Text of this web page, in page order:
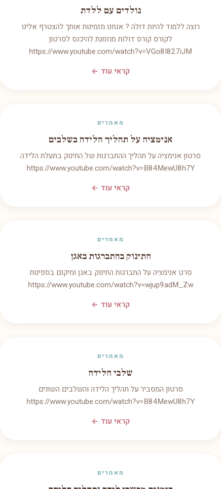
נולדים עם ללדת
רוצה ללמוד להיות דולה ? אנחנו מזמינות אותך להצטרף אלינו
לקורס קורס דולות מוזמנת להיכנס לסרטון
https://www.youtube.com/watch?v=VGo8I827iJM
קראי עוד ←
מאמרים
אנימציה על תהליך הלידה בשלבים
סרטון אנימציה על תהליך ההתברגות של התינוק בתעלת הלידה
https://www.youtube.com/watch?v=B84MewU8h7Y
קראי עוד ←
מאמרים
התינוק בהתברגות באגן
סרט אנימציה על התברגות התינוק באגן ומיקום בספינות
https://www.youtube.com/watch?v=wjup9adM_Zw
קראי עוד ←
מאמרים
שלבי הלידה
סרטון המסביר על תהליך הלידה והשלבים השונים
https://www.youtube.com/watch?v=B84MewU8h7Y
קראי עוד ←
מאמרים